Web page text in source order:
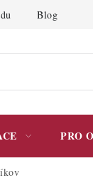
Blog
PRO